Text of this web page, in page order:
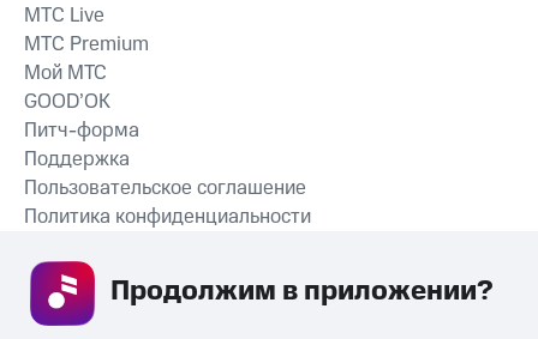
СКАЧАТЬ ПРИЛОЖЕНИЕ
MTС Live
MTС Premium
Мой МТС
GOOD’OK
Питч-форма
Поддержка
Пользовательское соглашение
Политика конфиденциальности